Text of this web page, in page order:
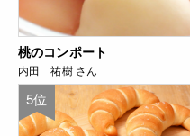
桃のコンポート
内田 祐樹 さん
5位